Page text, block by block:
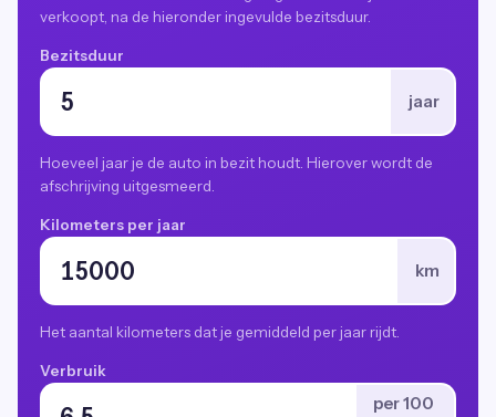
verkoopt, na de hieronder ingevulde bezitsduur.
Bezitsduur
jaar
Hoeveel jaar je de auto in bezit houdt. Hierover wordt de
afschrijving uitgesmeerd.
Kilometers per jaar
km
Het aantal kilometers dat je gemiddeld per jaar rijdt.
Verbruik
per 100